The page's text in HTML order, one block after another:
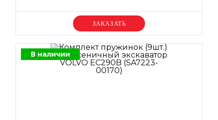
Уточняйте цену
В наличии